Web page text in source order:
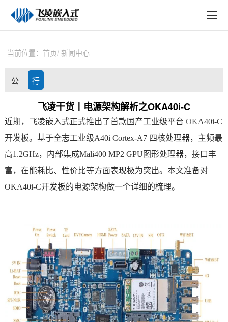
技术与支持
在线文档
方案定制
关于飞凌
技术论坛
在线购买
当前位置： 首页 新闻中心
公
动
行
业
资
飞凌干货丨电源架构解析之OKA40i-C
近期， 飞凌嵌入式正式推出了首款国产工业级平台 OKA40i-C
开发板。基于全志工业级A40i Cortex-A7四核处理器，主频最
高1.2GHz，内部集成Mali400 MP2 GPU图形处理器，接口丰
富，在能耗比、性价比等方面表现极为突出。本文准备对
OKA40i-C开发板的电源架构做一个详细的梳理。